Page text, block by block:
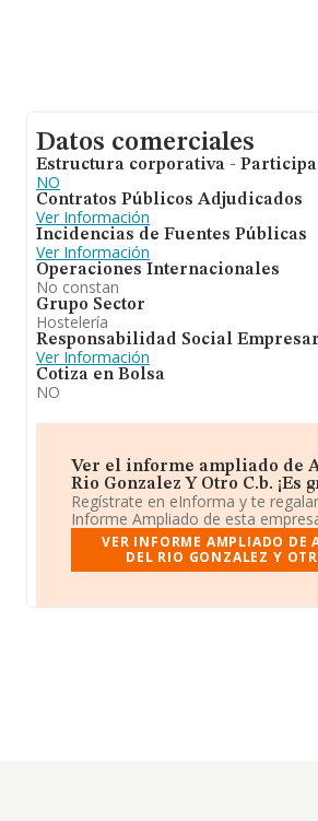
Datos comerciales
Estructura corporativa -
NO
Contratos Públicos Adjudicados
Ver Información
Incidencias de Fuentes Públicas
Ver Información
Operaciones Internacionales
No constan
Grupo Sector
Hostelería
Responsabilidad Social
Ver Información
Cotiza en Bolsa
NO
Ver el informe ampliado de
Rio Gonzalez Y Otro C.b. ¡Es
Regístrate en eInforma y te
Informe Ampliado de esta
VER INFORME AMPLIADO DE
DEL RIO GONZALEZ Y